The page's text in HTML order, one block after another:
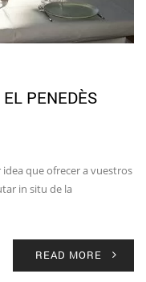
PENEDÈS
que ofrecer a vuestros
in situ de la
READ MORE